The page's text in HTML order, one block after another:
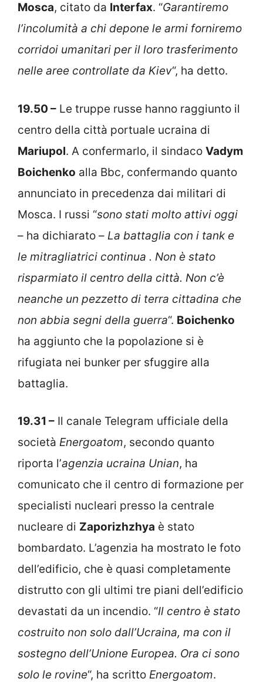
Mosca, citato da Interfax. “Garantiremo
l’incolumità a chi depone le armi forniremo
corridoi umanitari per il loro trasferimento
nelle aree controllate da Kiev“, ha detto.
19.50 – Le truppe russe hanno raggiunto il
centro della città portuale ucraina di
Mariupol. A confermarlo, il sindaco Vadym
Boichenko alla Bbc, confermando quanto
annunciato in precedenza dai militari di
Mosca. I russi “sono stati molto attivi oggi
– ha dichiarato – La battaglia con i tank e
le mitragliatrici continua . Non è stato
risparmiato il centro della città. Non c’è
neanche un pezzetto di terra cittadina che
non abbia segni della guerra“. Boichenko
ha aggiunto che la popolazione si è
rifugiata nei bunker per sfuggire alla
battaglia.
19.31 – Il canale Telegram ufficiale della
società Energoatom, secondo quanto
riporta l’agenzia ucraina Unian, ha
comunicato che il centro di formazione per
specialisti nucleari presso la centrale
nucleare di Zaporizhzhya è stato
bombardato. L’agenzia ha mostrato le foto
dell’edificio, che è quasi completamente
distrutto con gli ultimi tre piani dell’edificio
devastati da un incendio. “Il centro è stato
costruito non solo dall’Ucraina, ma con il
sostegno dell’Unione Europea. Ora ci sono
solo le rovine“, ha scritto Energoatom.